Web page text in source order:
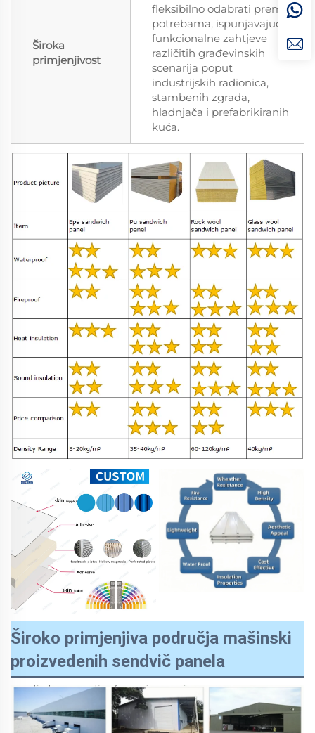
Široka
primjenjivost
fleksibilno odabrati prema
potrebama, ispunjavajući
funkcionalne zahtjeve
različitih građevinskih
scenarija poput
industrijskih radionica,
stambenih zgrada,
hladnjača i prefabrikiranih
kuća.
Široko primjenjiva područja mašinski
proizvedenih sendvič panela